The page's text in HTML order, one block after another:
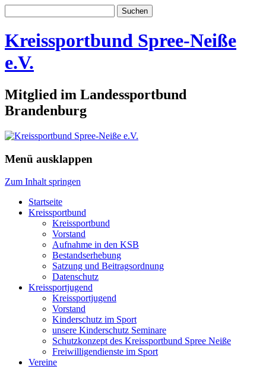
nach:
Kreissportbund Spree-Neiße
e.V.
Mitglied im Landessportbund
Brandenburg
Menü ausklappen
Zum Inhalt springen
Startseite
Kreissportbund
Kreissportbund
Vorstand
Aufnahme in den KSB
Bestandserhebung
Satzung und Beitragsordnung
Datenschutz
Kreissportjugend
Kreissportjugend
Vorstand
Kinderschutz im Sport
unsere Kinderschutz Seminare
Schutzkonzept des Kreissportbund Spree Neiße
Freiwilligendienste im Sport
Vereine